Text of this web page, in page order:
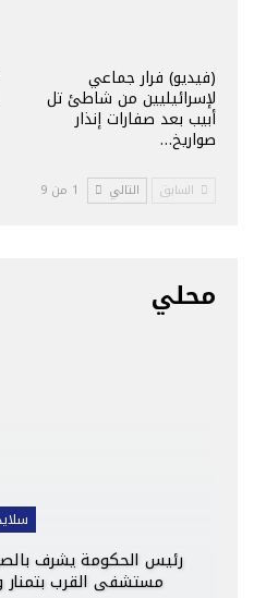
(فيديو) فرار جماعي
لإسرائيليين من شاطئ تل
أبيب بعد صفارات إنذار
صواريخ…
السابق التالي 1 من 9
محلي
رئيس الحكومة يشرف
مستشفى القرب